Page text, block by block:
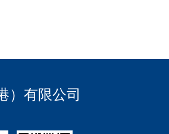
）有限公司